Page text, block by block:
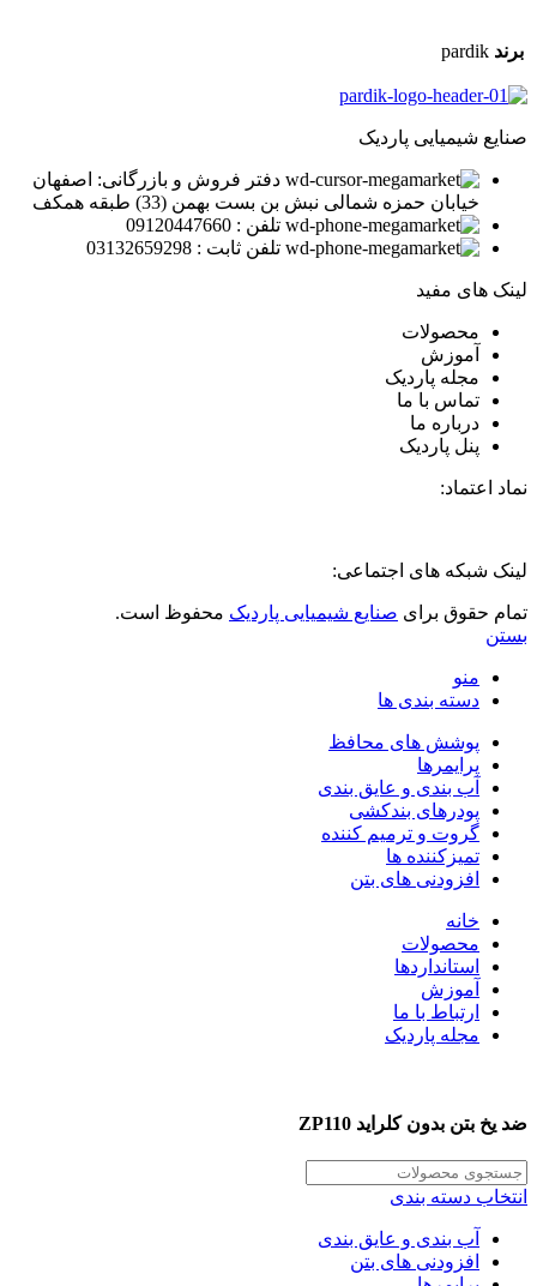
برند pardik
صنایع شیمیایی پاردیک
دفتر فروش و بازرگانی: اصفهان
خیابان حمزه شمالی نبش بن بست بهمن (33) طبقه همکف
تلفن : 09120447660
تلفن ثابت : 03132659298
لینک های مفید
محصولات
آموزش
مجله پاردیک
تماس با ما
درباره ما
پنل پاردیک
نماد اعتماد:
لینک شبکه های اجتماعی:
تمام حقوق برای صنایع شیمیایی پاردیک محفوظ است.
بستن
منو
دسته بندی ها
پوشش های محافظ
پرایمرها
آب بندی و عایق بندی
پودرهای بندکشی
گروت و ترمیم کننده
تمیزکننده ها
افزودنی های بتن
خانه
محصولات
استانداردها
آموزش
ارتباط با ما
مجله پاردیک
ضد یخ بتن بدون کلراید ZP110
انتخاب دسته بندی
آب بندی و عایق بندی
افزودنی های بتن